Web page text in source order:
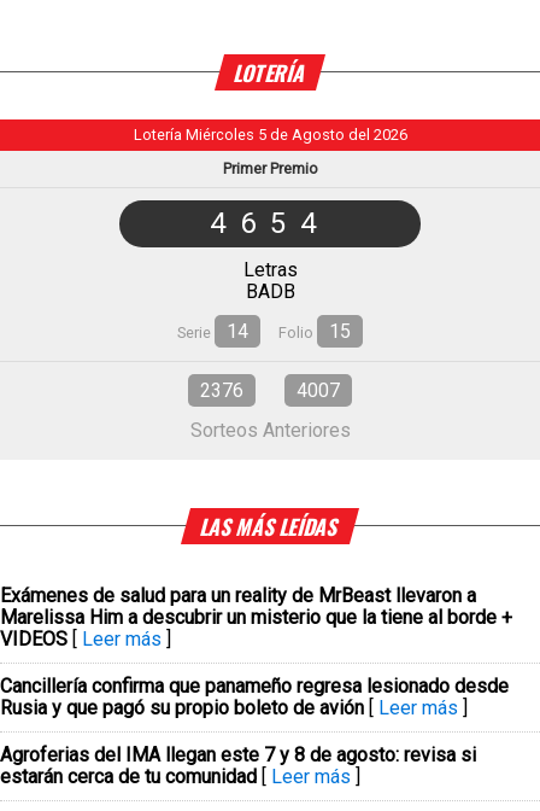
LOTERÍA
Lotería Miércoles 5 de Agosto del 2026
Primer Premio
4654
Letras
BADB
Serie 14 Folio 15
2376
4007
Sorteos Anteriores
LAS MÁS LEÍDAS
Exámenes de salud para un reality de MrBeast llevaron a
Marelissa Him a descubrir un misterio que la tiene al borde +
VIDEOS [ Leer más ]
Cancillería confirma que panameño regresa lesionado desde
Rusia y que pagó su propio boleto de avión [ Leer más ]
Agroferias del IMA llegan este 7 y 8 de agosto: revisa si
estarán cerca de tu comunidad [ Leer más ]